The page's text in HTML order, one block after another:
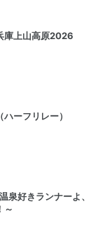
庫上山高原2026
ーフリレー）
好きランナーよ、
～